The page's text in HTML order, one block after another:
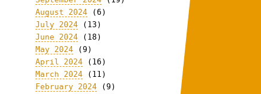
August 2024 (6)
July 2024 (13)
June 2024 (18)
May 2024 (9)
April 2024 (16)
March 2024 (11)
February 2024 (9)